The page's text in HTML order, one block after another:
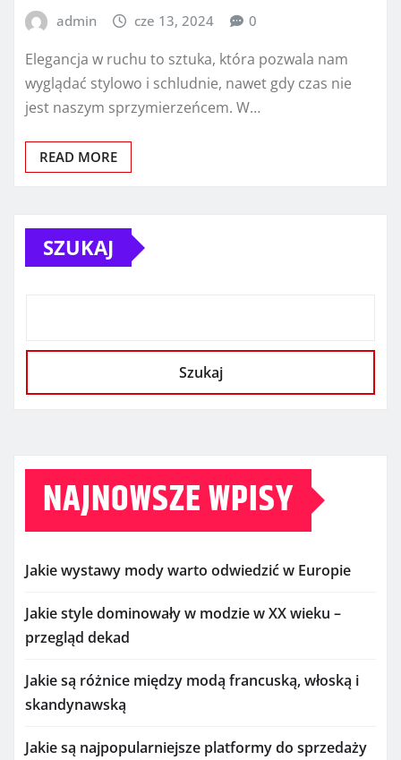
admin cze 13, 2024 0
Elegancja w ruchu to sztuka, która pozwala nam
wyglądać stylowo i schludnie, nawet gdy czas nie
jest naszym sprzymierzeńcem. W…
READ MORE
SZUKAJ
Szukaj
NAJNOWSZE WPISY
Jakie wystawy mody warto odwiedzić w Europie
Jakie style dominowały w modzie w XX wieku –
przegląd dekad
Jakie są różnice między modą francuską, włoską i
skandynawską
Jakie są najpopularniejsze platformy do sprzedaży